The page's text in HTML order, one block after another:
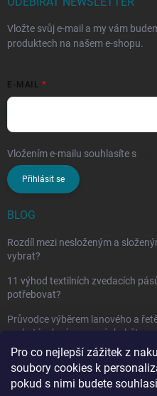
Pro co nejlepší zážitek z
soubory cookies k
pokud s nimi budete
Vložte svůj e-mail a my vám
produktech na našem e-shopu.
E-MAIL
Vložením e-mailu souhlasíte s
Přihlásit se
BLOG
Rozdíl mezi nesloženým a
vybrat?
11 výhod textilních zvedacích
potřebovat?
Průvodce výběrem lanového a
vychytávek vám nesmí chybět